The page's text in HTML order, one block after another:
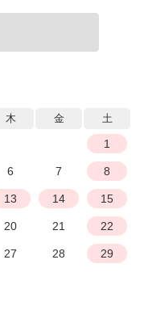
木 金 土
1
6 7 8
13 14 15
20 21 22
27 28 29